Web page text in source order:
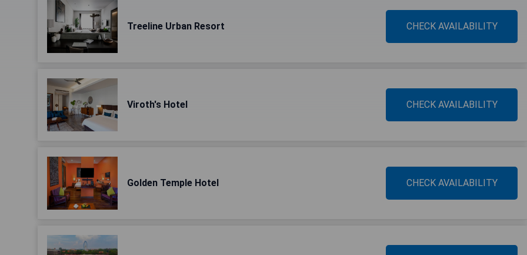
Treeline Urban Resort CHECK AVAILABILITY
Viroth's Hotel CHECK AVAILABILITY
Golden Temple Hotel CHECK AVAILABILITY